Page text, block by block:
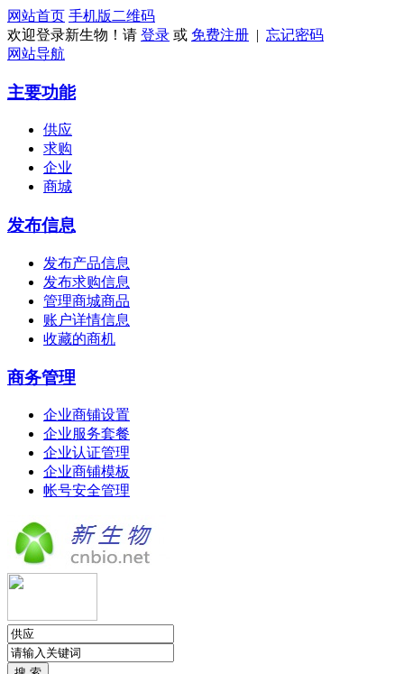
网站首页 手机版 二维码
欢迎登录新生物！请 登录 或 免费注册 | 忘记密码
网站导航
主要功能
供应
求购
企业
商城
发布信息
发布产品信息
发布求购信息
管理商城商品
账户详情信息
收藏的商机
商务管理
企业商铺设置
企业服务套餐
企业认证管理
企业商铺模板
帐号安全管理